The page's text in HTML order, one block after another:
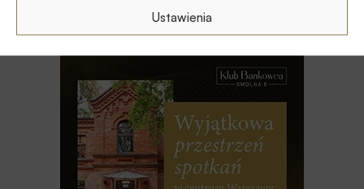
Ustawienia
W PKO Banku Polskim już działa